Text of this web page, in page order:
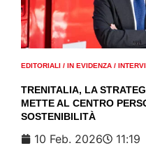
EDITORIALI / IN EVIDENZA /
TRENITALIA, LA
METTE AL CENTRO
SOSTENIBILITÀ
10 Feb. 2026 11:19